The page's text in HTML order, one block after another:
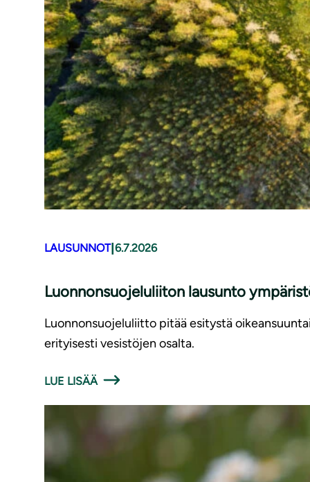
LAUSUNNOT| 6.7.2026
Luonnonsuojeluliiton lausunto
Luonnonsuojeluliitto pitää esitystä
erityisesti vesistöjen osalta.
LUE LISÄÄ